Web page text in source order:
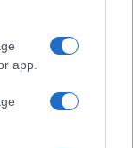
app.
di